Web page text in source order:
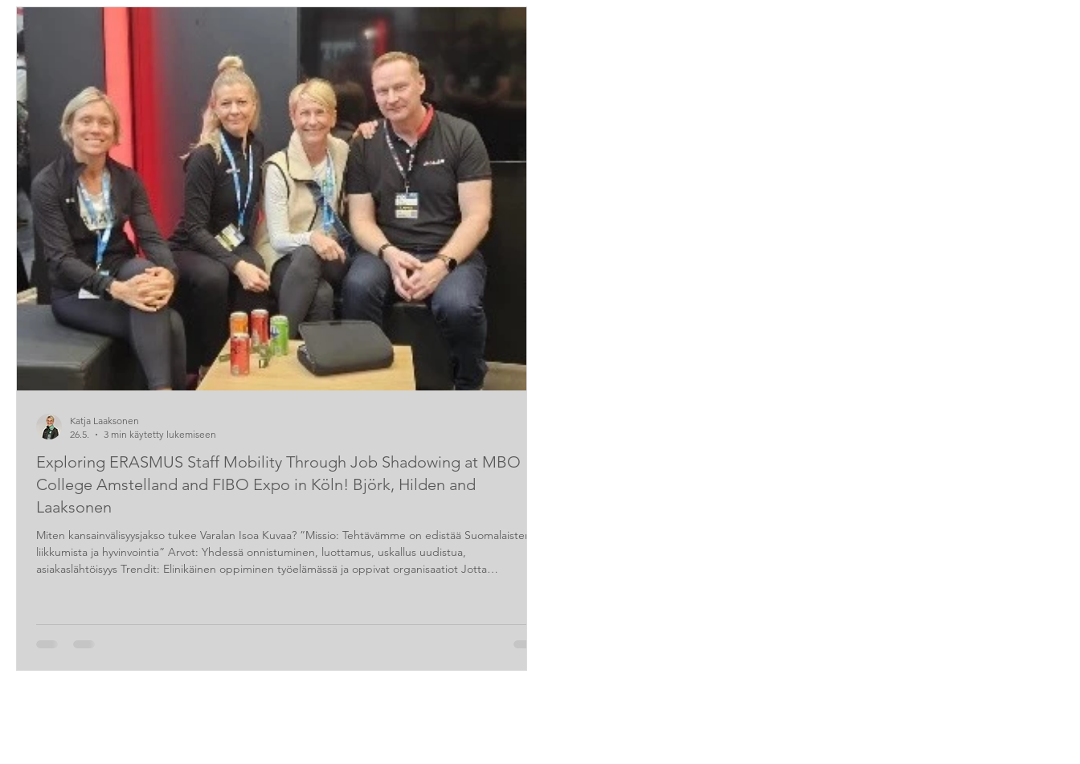
Exploring ERASMUS Staff Mobility Through Job Shadowing at MBO
College Amstelland and FIBO Expo in Köln! Björk, Hilden and
Laaksonen
Miten kansainvälisyysjakso tukee Varalan Isoa Kuvaa? ”Missio: Tehtävämme on edistää Suomalaisten
liikkumista ja hyvinvointia” Arvot: Yhdessä onnistuminen, luottamus, uskallus uudistua,
asiakaslähtöisyys Trendit: Elinikäinen oppiminen työelämässä ja oppivat organisaatiot Jotta
Katja Laaksonen
26.5.
3 min käytetty lukemiseen